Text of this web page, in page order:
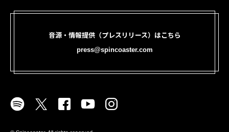
音源・情報提供（プレスリリース）はこちら
press@spincoaster.com